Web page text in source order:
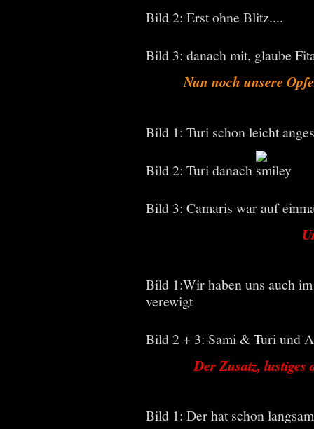
Bild 2: Erst ohne Blitz....
Bild 3: danach mit, glaube
Nun noch unsere
Bild 1: Turi schon leicht
Bild 2: Turi danach
Bild 3: Camaris war auf
Bild 1:Wir haben uns auch
verewigt
Bild 2 + 3: Sami & Turi und
Der Zusatz, lustiges
Bild 1: Der hat schon